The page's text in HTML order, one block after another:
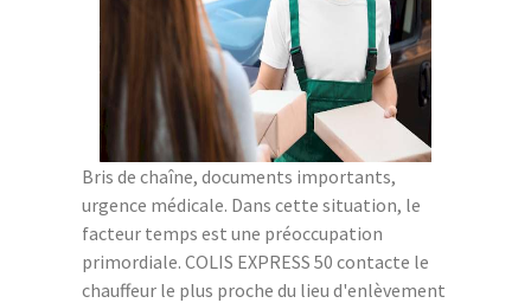
Bris de chaîne, documents importants,
urgence médicale. Dans cette situation, le
facteur temps est une préoccupation
primordiale. COLIS EXPRESS 50 contacte le
chauffeur le plus proche du lieu d'enlèvement